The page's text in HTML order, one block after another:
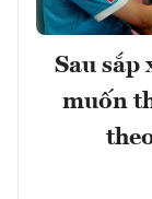
Sau sắp
muốn